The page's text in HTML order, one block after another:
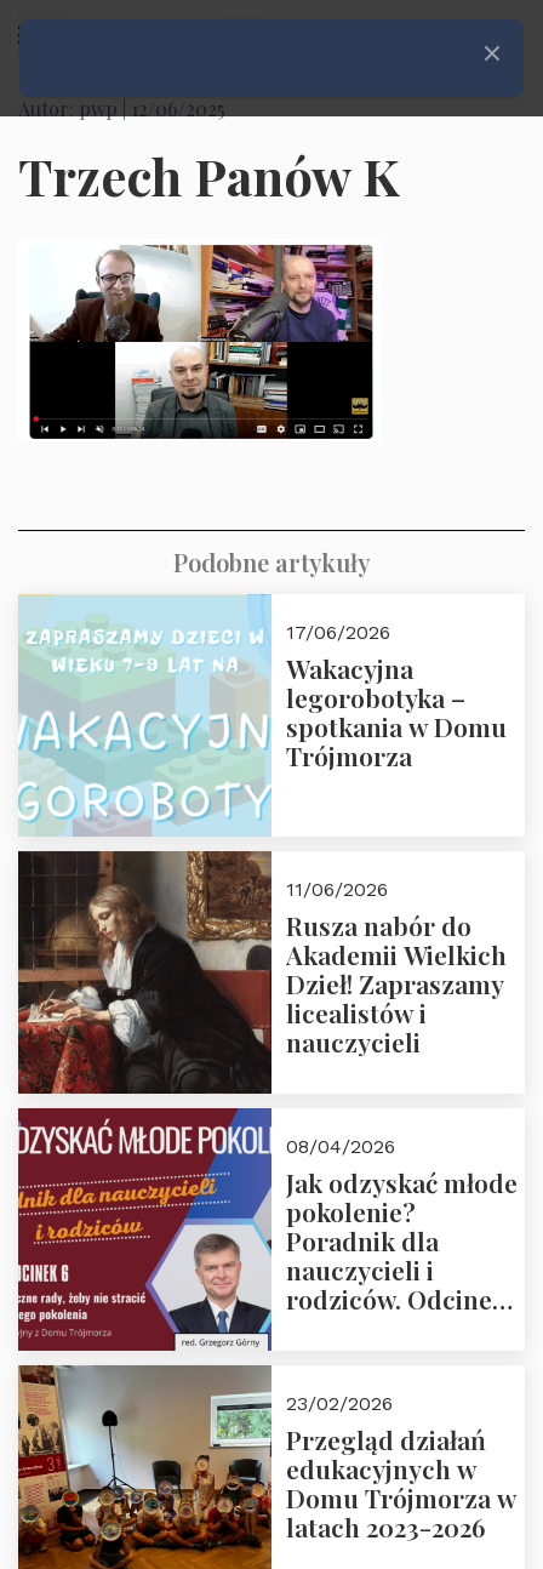
Autor: pwp | 12/06/2025
Trzech Panów K
Podobne artykuły
17/06/2026
Wakacyjna
legorobotyka –
spotkania w Domu
Trójmorza
11/06/2026
Rusza nabór do
Akademii Wielkich
Dzieł! Zapraszamy
licealistów i
nauczycieli
08/04/2026
Jak odzyskać młode
pokolenie?
Poradnik dla
nauczycieli i
rodziców. Odcinek
Rozmawiają red.
Grzegorz Górny i
prof. Michał
Łuczewski
23/02/2026
Przegląd działań
edukacyjnych w
Domu Trójmorza w
latach 2023-2026
Zamknij